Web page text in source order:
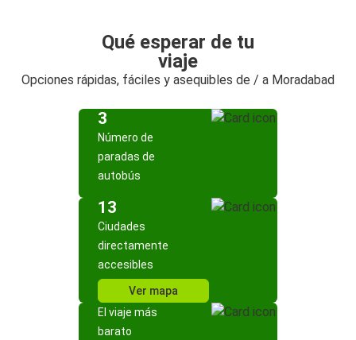
Qué esperar de tu
viaje
Opciones rápidas, fáciles y asequibles de / a Moradabad
3
Número de
paradas de
autobús
13
Ciudades
directamente
accesibles
Ver mapa
El viaje más
barato